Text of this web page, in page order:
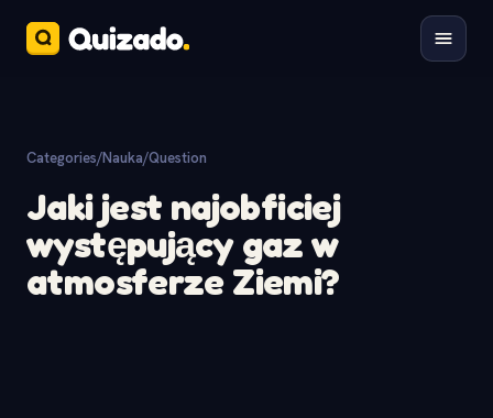
Categories/Nauka/Question
Jaki jest najobficiej
występujący gaz w
atmosferze Ziemi?